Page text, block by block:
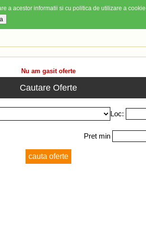
Nu am gasit oferte
Cautare Oferte
Loc:
Pret min
a acestor informatii si cu politica de utilizare a